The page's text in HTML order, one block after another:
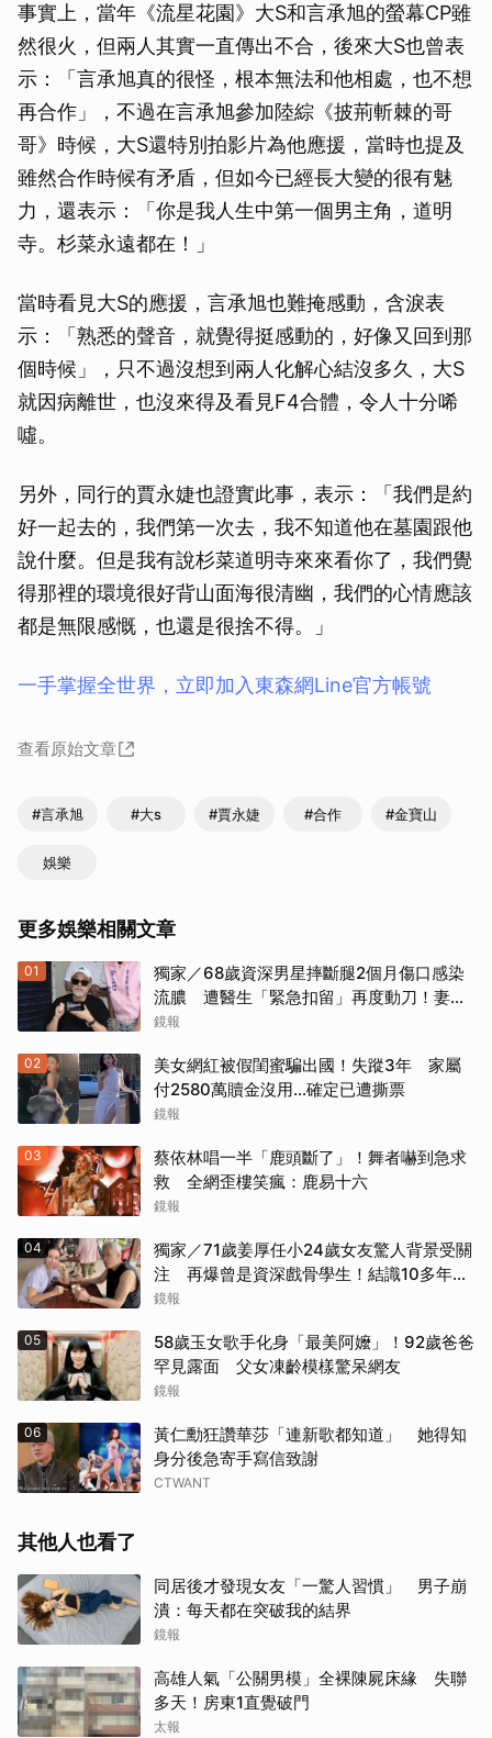
事實上，當年《流星花園》大S和言承旭的螢幕CP雖
然很火，但兩人其實一直傳出不合，後來大S也曾表
示：「言承旭真的很怪，根本無法和他相處，也不想
再合作」，不過在言承旭參加陸綜《披荊斬棘的哥
哥》時候，大S還特別拍影片為他應援，當時也提及
雖然合作時候有矛盾，但如今已經長大變的很有魅
力，還表示：「你是我人生中第一個男主角，道明
寺。杉菜永遠都在！」
當時看見大S的應援，言承旭也難掩感動，含淚表
示：「熟悉的聲音，就覺得挺感動的，好像又回到那
個時候」，只不過沒想到兩人化解心結沒多久，大S
就因病離世，也沒來得及看見F4合體，令人十分唏
噓。
另外，同行的賈永婕也證實此事，表示：「我們是約
好一起去的，我們第一次去，我不知道他在墓園跟他
說什麼。但是我有說杉菜道明寺來來看你了，我們覺
得那裡的環境很好背山面海很清幽，我們的心情應該
都是無限感慨，也還是很捨不得。」
一手掌握全世界，立即加入東森網Line官方帳號
查看原始文章
#言承旭 #大s #賈永婕 #合作 #金寶山
娛樂
更多娛樂相關文章
01
獨家／68歲資深男星摔斷腿2個月傷口感染
流膿 遭醫生「緊急扣留」再度動刀！妻心
力交瘁曝現況
鏡報
02
美女網紅被假閨蜜騙出國！失蹤3年 家屬
付2580萬贖金沒用…確定已遭撕票
鏡報
03
蔡依林唱一半「鹿頭斷了」！舞者嚇到急求
救 全網歪樓笑瘋：鹿易十六
鏡報
04
獨家／71歲姜厚任小24歲女友驚人背景受關
注 再爆曾是資深戲骨學生！結識10多年私
下為人曝光
鏡報
05
58歲玉女歌手化身「最美阿嬤」！92歲爸爸
罕見露面 父女凍齡模樣驚呆網友
鏡報
06
黃仁勳狂讚華莎「連新歌都知道」 她得知
身分後急寄手寫信致謝
CTWANT
其他人也看了
同居後才發現女友「一驚人習慣」 男子崩
潰：每天都在突破我的結界
鏡報
高雄人氣「公關男模」全裸陳屍床緣 失聯
多天！房東1直覺破門
太報